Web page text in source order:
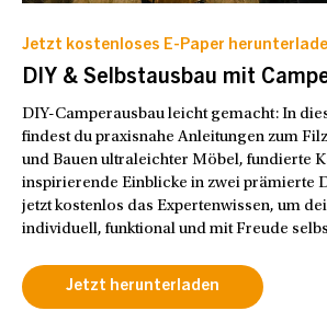
Jetzt kostenloses E-Paper
DIY & Selbstausbau mit
DIY-Camperausbau leicht gemacht: In
findest du praxisnahe Anleitungen zum
und Bauen ultraleichter Möbel, fundierte
inspirierende Einblicke in zwei prämierte
jetzt kostenlos das Expertenwissen, um
individuell, funktional und mit Freude
Jetzt herunterladen